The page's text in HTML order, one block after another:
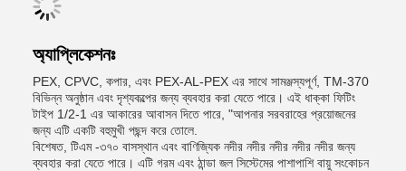
অ্যাপ্লিকেশনঃ
PEX, CPVC, কপার, এবং PEX-AL-PEX এর সাথে সামঞ্জস্যপূর্ণ, TM-370
বিভিন্ন অনুষ্ঠান এবং দৃশ্যকল্পের জন্য ব্যবহার করা যেতে পারে। এই ধাক্কা ফিটিং
টাইপ 1/2-1 এর আকারের আবাসন দিতে পারে, "আপনার সরবরাহের প্রয়োজনের
জন্য এটি একটি বহুমুখী পছন্দ করে তোলে.
বিশেষত, টিএম -৩৭০ বাসস্থান এবং বাণিজ্যিক নদীর নদীর নদীর নদীর নদীর জন্য
ব্যবহার করা যেতে পারে। এটি গরম এবং ঠান্ডা জল সিস্টেমের পাশাপাশি বায়ু সংকোচন